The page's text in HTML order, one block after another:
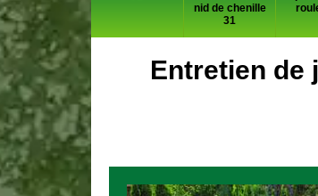
nid de chenille
31
Entretien de